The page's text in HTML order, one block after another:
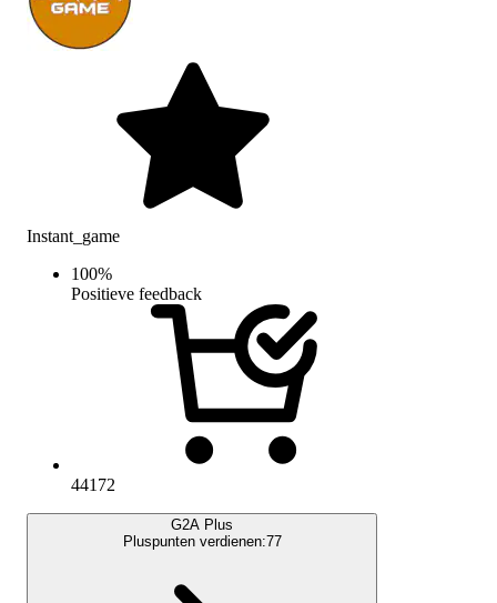
Instant_game
100%
Positieve feedback
44172
G2A Plus
Pluspunten verdienen:77